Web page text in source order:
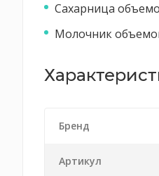
Сахарница
Молочник
Бренд
Артикул